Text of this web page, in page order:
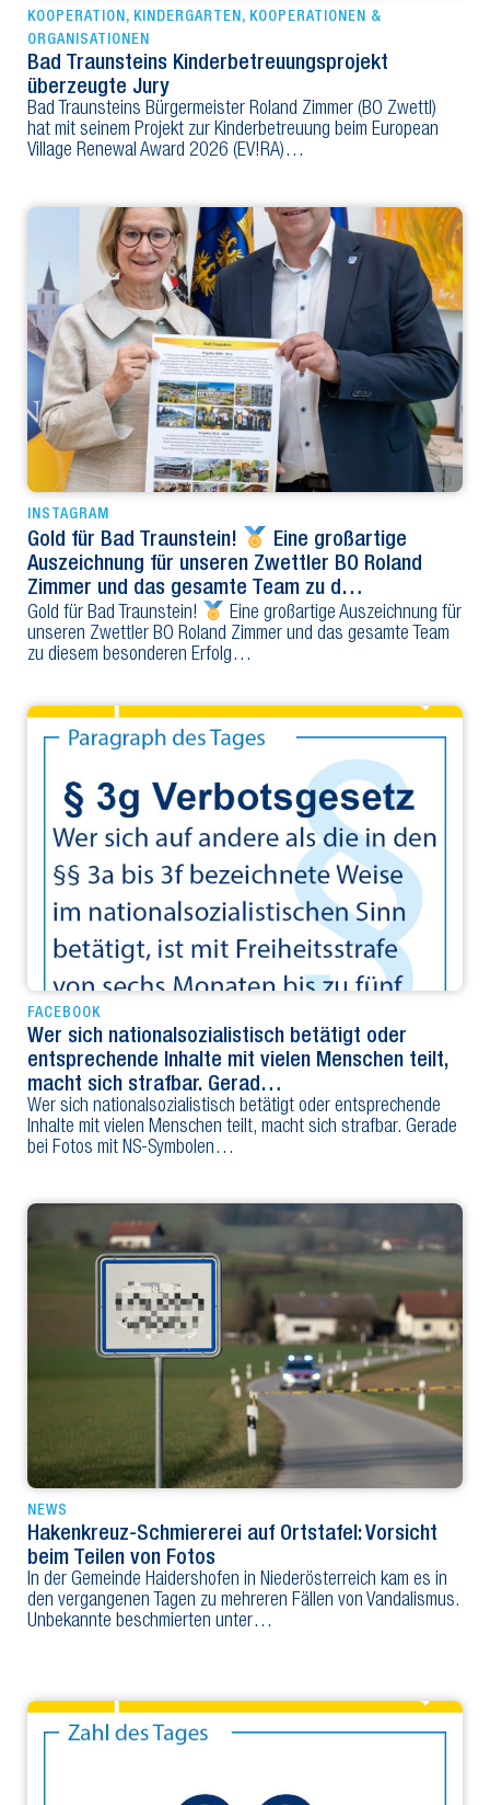
KOOPERATION , KINDERGARTEN , KOOPERATIONEN &
ORGANISATIONEN
Bad Traunsteins Kinderbetreuungsprojekt
überzeugte Jury
Bad Traunsteins Bürgermeister Roland Zimmer (BO Zwettl)
hat mit seinem Projekt zur Kinderbetreuung beim European
Village Renewal Award 2026 (EV!RA)…
INSTAGRAM
Gold für Bad Traunstein!
Eine großartige
Auszeichnung für unseren Zwettler BO Roland
Zimmer und das gesamte Team zu d…
Gold für Bad Traunstein!
Eine großartige Auszeichnung für
unseren Zwettler BO Roland Zimmer und das gesamte Team
zu diesem besonderen Erfolg…
FACEBOOK
Wer sich nationalsozialistisch betätigt oder
entsprechende Inhalte mit vielen Menschen teilt,
macht sich strafbar. Gerad…
Wer sich nationalsozialistisch betätigt oder entsprechende
Inhalte mit vielen Menschen teilt, macht sich strafbar. Gerade
bei Fotos mit NS-Symbolen…
NEWS
Hakenkreuz-Schmiererei auf Ortstafel: Vorsicht
beim Teilen von Fotos
In der Gemeinde Haidershofen in Niederösterreich kam es in
den vergangenen Tagen zu mehreren Fällen von Vandalismus.
Unbekannte beschmierten unter…